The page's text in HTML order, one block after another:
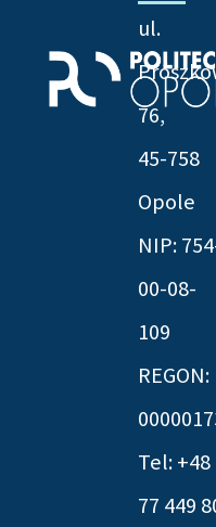
ul.
76,
45-758
Opole
NIP:
00-08-
109
REGON:
Tel: +48
77 449